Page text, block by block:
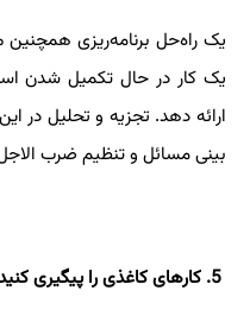
یک راه‌حل برنامه‌ریزی همچنین
یک کار در حال تکمیل شدن
ارائه دهد. تجزیه و تحلیل در
بینی مسائل و تنظیم ضرب
5. کارهای کاغذی را پیگیری